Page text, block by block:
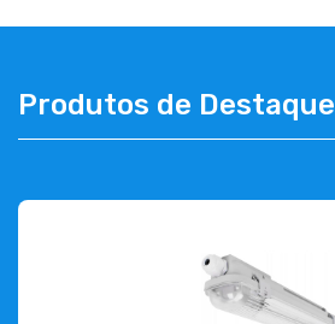
Produtos de Destaque